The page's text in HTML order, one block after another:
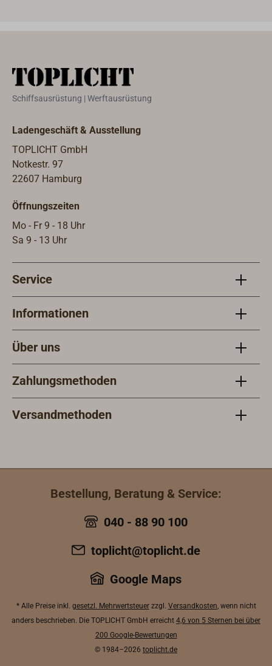
Schiffsausrüstung | Werftausrüstung
Ladengeschäft & Ausstellung
TOPLICHT GmbH
Notkestr. 97
22607 Hamburg
Öffnungszeiten
Mo - Fr 9 - 18 Uhr
Sa 9 - 13 Uhr
Service
Informationen
Über uns
Zahlungsmethoden
Versandmethoden
Bestellung, Beratung & Service:
040 - 88 90 100
toplicht@toplicht.de
Google Maps
* Alle Preise inkl. gesetzl. Mehrwertsteuerzzgl. Versandkosten, wenn nicht
anders beschrieben. Die TOPLICHT GmbH erreicht 4,6 von 5 Sternen bei über
200 Google-Bewertungen
© 1984–2026 toplicht.de